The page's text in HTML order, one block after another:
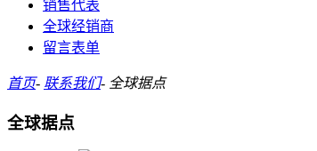
销售代表
全球经销商
留言表单
首页- 联系我们- 全球据点
全球据点